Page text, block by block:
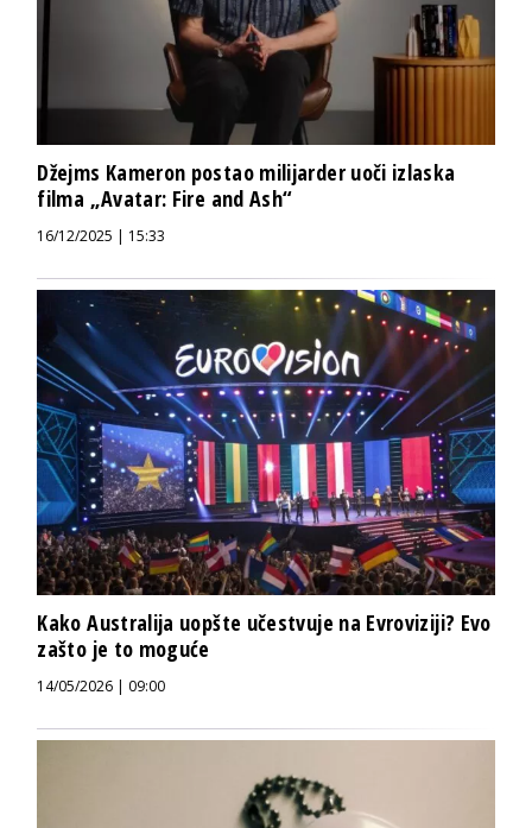
Džejms Kameron postao milijarder uoči izlaska
filma „Avatar: Fire and Ash“
16/12/2025 | 15:33
Kako Australija uopšte učestvuje na Evroviziji? Evo
zašto je to moguće
14/05/2026 | 09:00